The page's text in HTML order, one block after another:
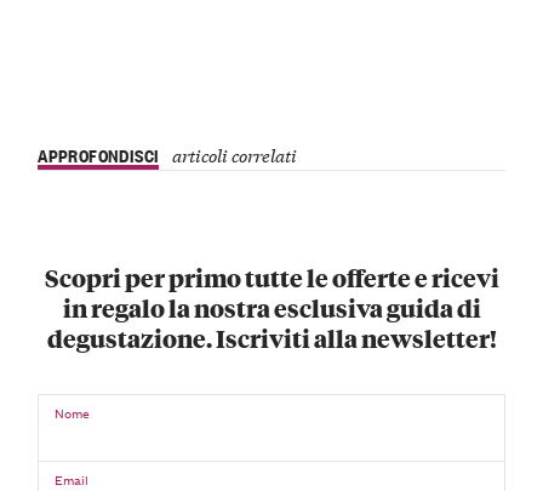
APPROFONDISCI articoli correlati
Scopri per primo tutte le offerte e ricevi
in regalo la nostra esclusiva guida di
degustazione. Iscriviti alla newsletter!
Nome
Email